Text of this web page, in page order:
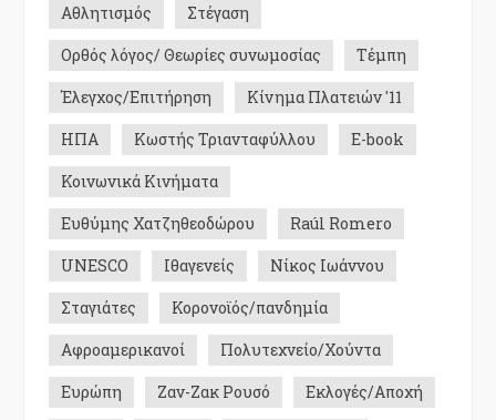
Αθλητισμός
Στέγαση
Ορθός λόγος/ Θεωρίες συνωμοσίας
Τέμπη
Έλεγχος/Επιτήρηση
Κίνημα Πλατειών '11
ΗΠΑ
Κωστής Τριανταφύλλου
E-book
Κοινωνικά Κινήματα
Ευθύμης Χατζηθεοδώρου
Raúl Romero
UNESCO
Ιθαγενείς
Νίκος Ιωάννου
Σταγιάτες
Κορονοϊός/πανδημία
Αφροαμερικανοί
Πολυτεχνείο/Χούντα
Ευρώπη
Ζαν-Ζακ Ρουσό
Εκλογές/Αποχή